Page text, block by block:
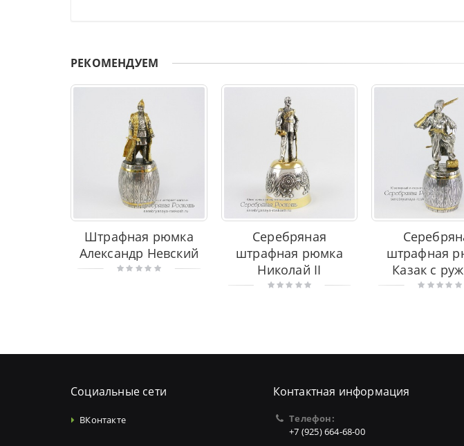
РЕКОМЕНДУЕМ
Штрафная рюмка
Александр Невский
Серебряная
штрафная рюмка
Николай II
штрафная
Казак с
Социальные сети
ВКонтакте
Контактная информация
Телефон:
+7 (925) 664-68-00